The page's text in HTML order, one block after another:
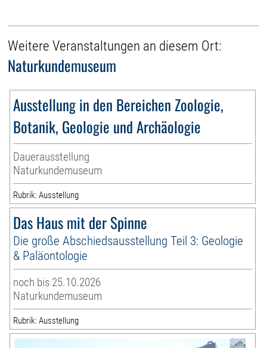
Weitere Veranstaltungen an diesem Ort:
Naturkundemuseum
Ausstellung in den Bereichen Zoologie,
Botanik, Geologie und Archäologie
Dauerausstellung
Naturkundemuseum
Rubrik: Ausstellung
Das Haus mit der Spinne
Die große Abschiedsausstellung Teil 3: Geologie
& Paläontologie
noch bis 25.10.2026
Naturkundemuseum
Rubrik: Ausstellung